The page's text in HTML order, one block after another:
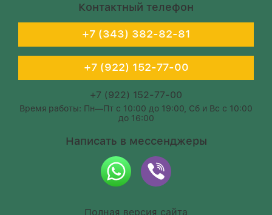
Контактный телефон
+7 (343) 382-82-81
+7 (922) 152-77-00
+7 (922) 152-77-00
Время работы: Пн—Пт с 10:00 до 19:00, Сб и Вс с 10:00
до 16:00
Написать в мессенджеры
Полная версия сайта